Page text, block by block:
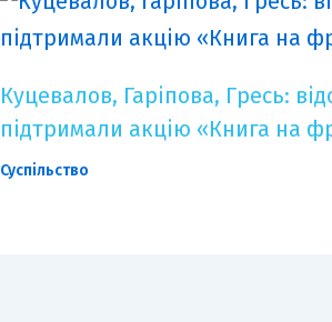
Куцевалов, Гаріпова, Гресь:
підтримали акцію «Книга на
Суспільство